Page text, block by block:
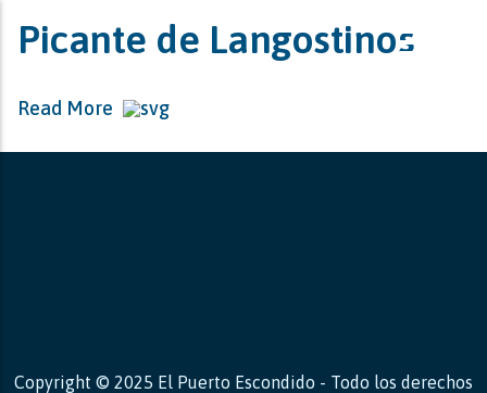
Picante de Langostinos
Read More
Copyright © 2025 El Puerto Escondido - Todo los derechos